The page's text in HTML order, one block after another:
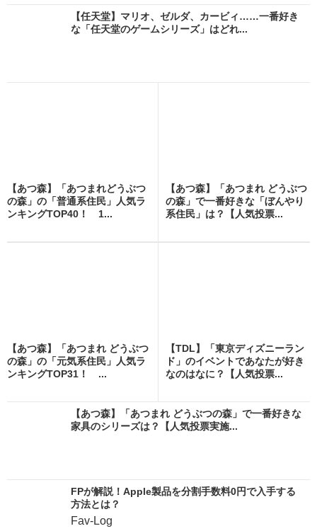
【任天堂】マリオ、ゼルダ、カービィ……一番好き
な「任天堂のゲームシリーズ」はどれ...
【あつ森】「あつまれどうぶつ
の森」の「普通系住民」人気ラ
ンキングTOP40！ 1...
【あつ森】「あつまれ どうぶつ
の森」で一番好きな「ぼんやり
系住民」は？【人気投票...
【あつ森】「あつまれ どうぶつ
の森」の「元気系住民」人気ラ
ンキングTOP31！ ...
【TDL】「東京ディズニーラン
ド」のイベントであなたが好き
なのはなに？【人気投票...
【あつ森】「あつまれ どうぶつの森」で一番好きな
家具のシリーズは？【人気投票実施...
FPが解説！Apple製品を分割手数料0円で入手する
方法とは？
Fav-Log